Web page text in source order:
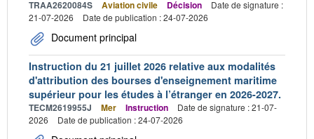
TRAA2620084S Aviation civile Décision
Date de signature :
21-07-2026
Date de publication : 24-07-2026
Document principal
Instruction du 21 juillet 2026 relative aux modalités
d'attribution des bourses d'enseignement maritime
supérieur pour les études à l’étranger en 2026-2027.
TECM2619955J Mer Instruction
Date de signature : 21-07-
2026
Date de publication : 24-07-2026